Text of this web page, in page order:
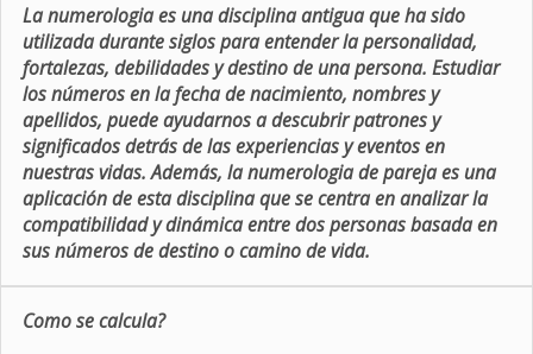
La numerologia es una disciplina antigua que ha sido
utilizada durante siglos para entender la personalidad,
fortalezas, debilidades y destino de una persona. Estudiar
los números en la fecha de nacimiento, nombres y
apellidos, puede ayudarnos a descubrir patrones y
significados detrás de las experiencias y eventos en
nuestras vidas. Además, la numerologia de pareja es una
aplicación de esta disciplina que se centra en analizar la
compatibilidad y dinámica entre dos personas basada en
sus números de destino o camino de vida.
Como se calcula?